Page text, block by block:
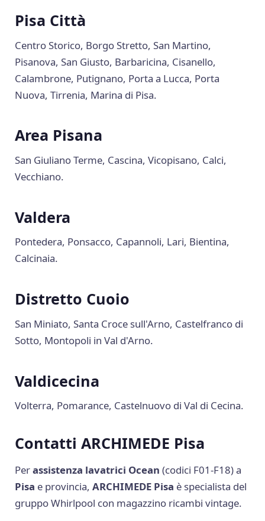
Pisa Città
Centro Storico, Borgo Stretto, San Martino,
Pisanova, San Giusto, Barbaricina, Cisanello,
Calambrone, Putignano, Porta a Lucca, Porta
Nuova, Tirrenia, Marina di Pisa.
Area Pisana
San Giuliano Terme, Cascina, Vicopisano, Calci,
Vecchiano.
Valdera
Pontedera, Ponsacco, Capannoli, Lari, Bientina,
Calcinaia.
Distretto Cuoio
San Miniato, Santa Croce sull'Arno, Castelfranco di
Sotto, Montopoli in Val d'Arno.
Valdicecina
Volterra, Pomarance, Castelnuovo di Val di Cecina.
Contatti ARCHIMEDE Pisa
Perassistenza lavatrici Ocean (codici F01-F18) a
Pisa e provincia,ARCHIMEDE Pisa è specialista del
gruppo Whirlpool con magazzino ricambi vintage.